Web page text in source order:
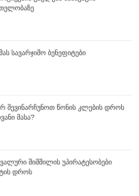
სავარჯიშო ბენეფიტები
შევინარჩუნოთ წონის კლების დროს
მასა?
შიმშილის უპირატესობები
დროს